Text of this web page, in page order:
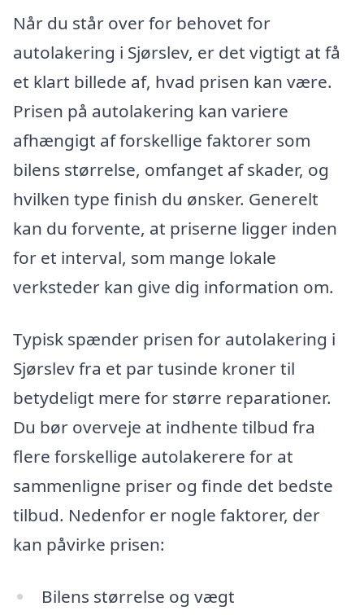
Når du står over for behovet for
autolakering i Sjørslev, er det vigtigt at få
et klart billede af, hvad prisen kan være.
Prisen på autolakering kan variere
afhængigt af forskellige faktorer som
bilens størrelse, omfanget af skader, og
hvilken type finish du ønsker. Generelt
kan du forvente, at priserne ligger inden
for et interval, som mange lokale
verksteder kan give dig information om.
Typisk spænder prisen for autolakering i
Sjørslev fra et par tusinde kroner til
betydeligt mere for større reparationer.
Du bør overveje at indhente tilbud fra
flere forskellige autolakerere for at
sammenligne priser og finde det bedste
tilbud. Nedenfor er nogle faktorer, der
kan påvirke prisen:
Bilens størrelse og vægt